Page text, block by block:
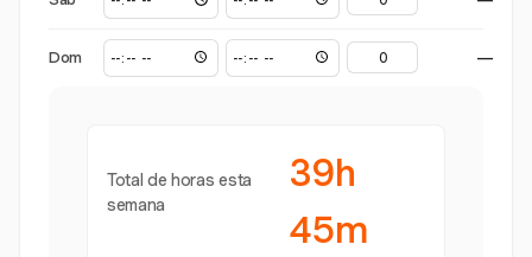
Dom —
Total de horas esta
semana
39h
45m